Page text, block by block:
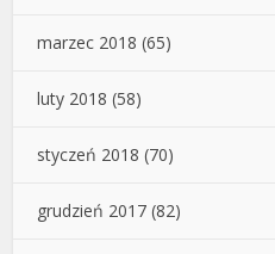
marzec 2018 (65)
luty 2018 (58)
styczeń 2018 (70)
grudzień 2017 (82)